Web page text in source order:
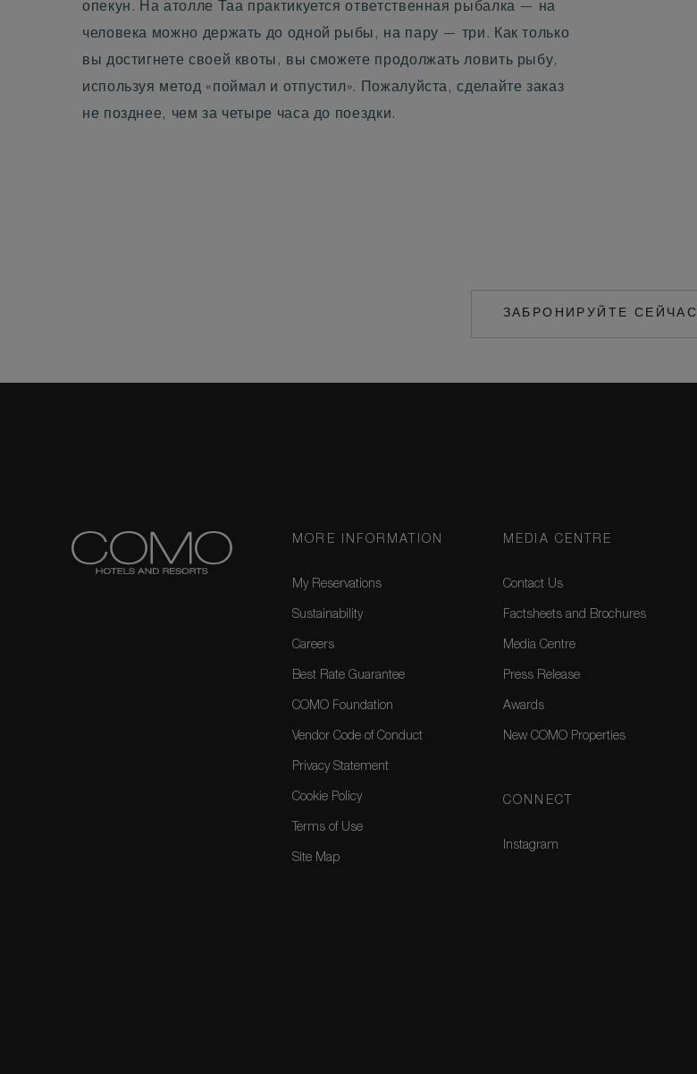
опекун. На атолле Таа практикуется ответственная рыбалка — на
человека можно держать до одной рыбы, на пару — три. Как только
вы достигнете своей квоты, вы сможете продолжать ловить рыбу,
используя метод «поймал и отпустил». Пожалуйста, сделайте заказ
не позднее, чем за четыре часа до поездки.
ЗАБРОНИРУЙТЕ СЕЙЧАС
MORE INFORMATION
My Reservations
Sustainability
Careers
Best Rate Guarantee
COMO Foundation
Vendor Code of Conduct
Privacy Statement
Cookie Policy
Terms of Use
Site Map
MEDIA CENTRE
Contact Us
Factsheets and Brochures
Media Centre
Press Release
Awards
New COMO Properties
CONNECT
Instagram